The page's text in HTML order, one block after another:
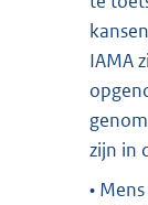
IAMA
zijn in
•